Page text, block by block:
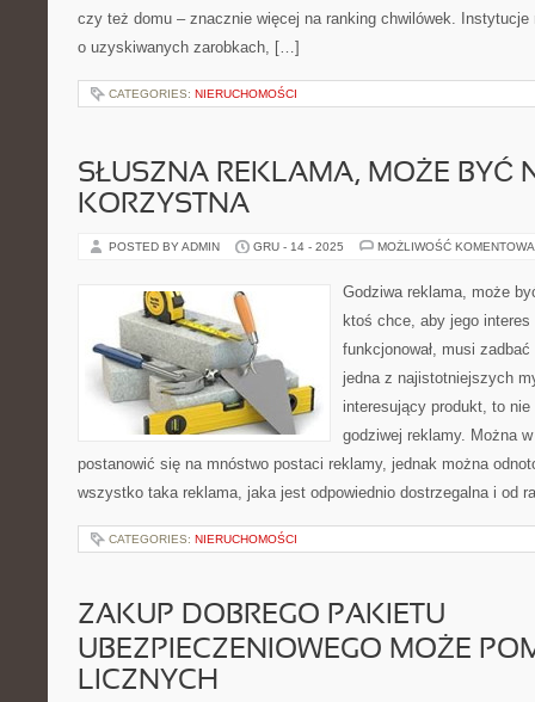
czy też domu – znacznie więcej na ranking chwilówek. Instytucje
o uzyskiwanych zarobkach, […]
CATEGORIES: NIERUCHOMOŚCI
SŁUSZNA REKLAMA, MOŻE BYĆ
KORZYSTNA
POSTED BY ADMIN GRU - 14 - 2025 MOŻLIWOŚĆ
Godziwa reklama, może
ktoś chce, aby jego
funkcjonował, musi
jedna z najistotniejszych
interesujący produkt, to nie
godziwej reklamy. Można
postanowić się na mnóstwo postaci reklamy, jednak można
wszystko taka reklama, jaka jest odpowiednio dostrzegalna i od
CATEGORIES: NIERUCHOMOŚCI
ZAKUP DOBREGO PAKIETU
UBEZPIECZENIOWEGO MOŻE
LICZNYCH